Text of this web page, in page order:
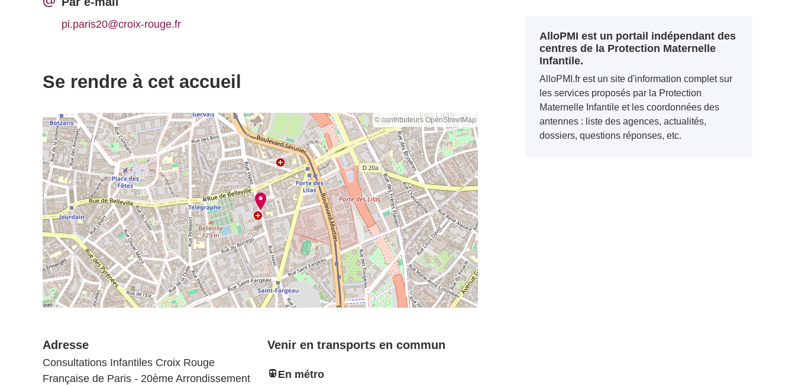
pi.paris20@croix-rouge.fr
Se rendre à cet accueil
© contributeurs OpenStreetMap
Adresse
Consultations Infantiles Croix Rouge
Française de Paris - 20ème Arrondissement
Venir en transports en commun
En métro
AlloPMI est un portail indépendant des
centres de la Protection Maternelle
Infantile.
AlloPMI.fr est un site d'information complet sur
les services proposés par la Protection
Maternelle Infantile et les coordonnées des
antennes : liste des agences, actualités,
dossiers, questions réponses, etc.